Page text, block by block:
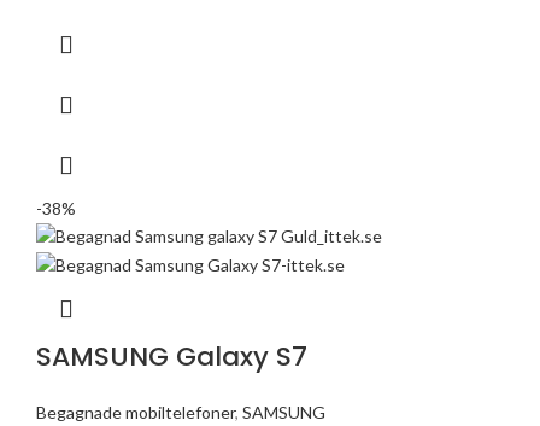
-38%
SAMSUNG Galaxy S7
Begagnade mobiltelefoner, SAMSUNG